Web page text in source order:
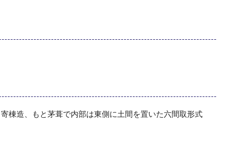
棟造、もと茅葺で内部は東側に土間を置いた六間取形式